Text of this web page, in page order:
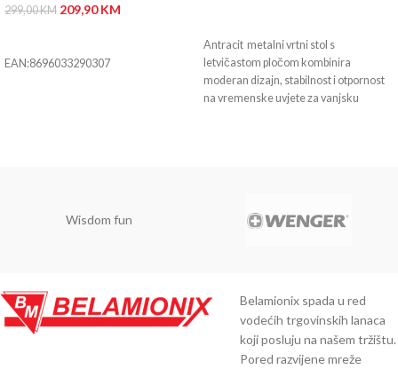
299,00KM 209,90KM
EAN:8696033290307
Antracit metalni vrtni stol s
letvičastom pločom kombinira
moderan dizajn, stabilnost i otpornost
na vremenske uvjete za vanjsku
Wisdom fun
Belamionix spada u red
vodećih trgovinskih lanaca
koji posluju na našem tržištu.
Pored razvijene mreže